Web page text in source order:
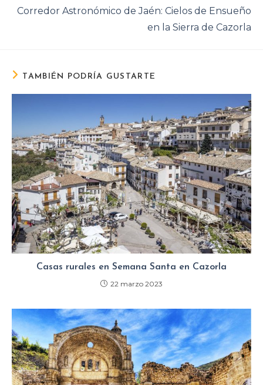
Corredor Astronómico de Jaén: Cielos de Ensueño
en la Sierra de Cazorla
TAMBIÉN PODRÍA GUSTARTE
Casas rurales en Semana Santa en Cazorla
22 marzo 2023